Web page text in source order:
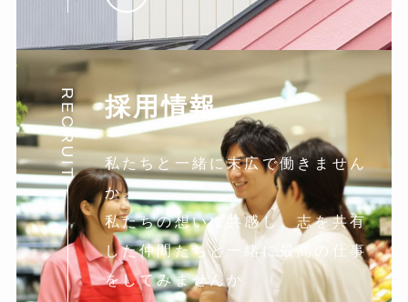
RECRUIT 採用情報
私たちと一緒に末広で働きません
か。
私たちの想いに共感し。志を共有
した仲間たちと一緒に最高の仕事
をしてみませんか